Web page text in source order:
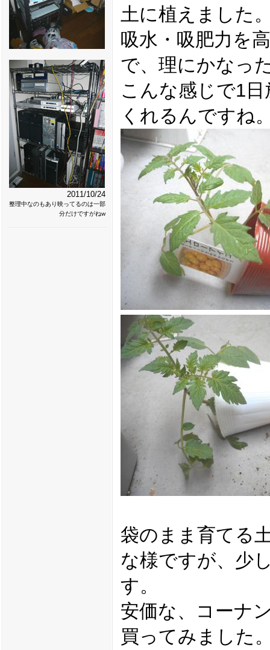
2011/10/24
整理中なのもあり映ってるのは一部
分だけですがねw
土に植えました
吸水・吸肥力を
で、理にかなっ
こんな感じで1
くれるんですね
袋のまま育てる
な様ですが、少
す。
安価な、コーナ
買ってみました